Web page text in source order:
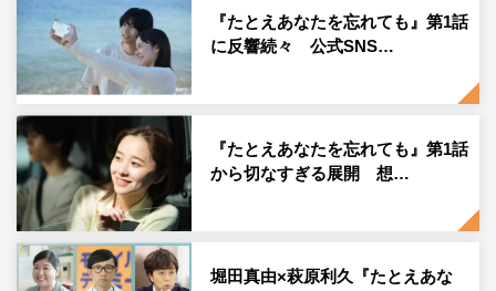
切ない展開となった。
そんな中、美璃と共に働く携帯ショップ「モバイルテルミ
ー」の面々のオフショットが公開。劇中では厳しい表情が
多いメンバーたちだが、オフショットでは明るい笑顔が垣
間見える。そのほかにも、番組公式SNSアカウントでは、
マル秘メイキング映像や、オフショットを続々公開中。
『たとえあなたを忘れても』第1話
に反響続々 公式SNS…
『たとえあなたを忘れても』第1話
から切なすぎる展開 想…
堀田真由×萩原利久『たとえあな